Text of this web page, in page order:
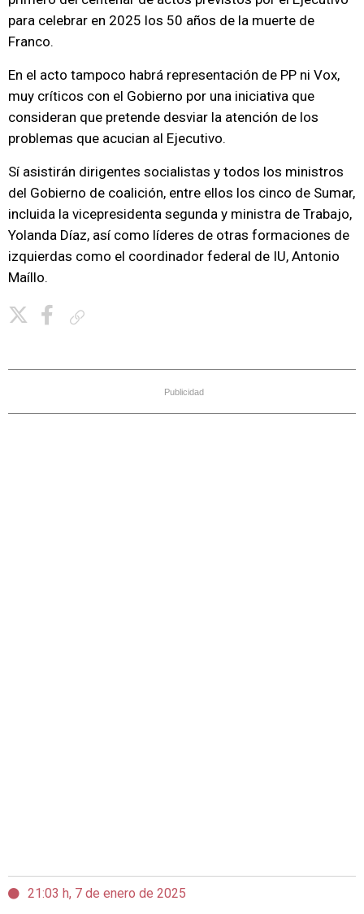
para celebrar en 2025 los 50 años de la muerte de
Franco.
En el acto tampoco habrá representación de PP ni Vox,
muy críticos con el Gobierno por una iniciativa que
consideran que pretende desviar la atención de los
problemas que acucian al Ejecutivo.
Sí asistirán dirigentes socialistas y todos los ministros
del Gobierno de coalición, entre ellos los cinco de Sumar,
incluida la vicepresidenta segunda y ministra de Trabajo,
Yolanda Díaz, así como líderes de otras formaciones de
izquierdas como el coordinador federal de IU, Antonio
Maíllo.
Publicidad
21:03 h, 7 de enero de 2025